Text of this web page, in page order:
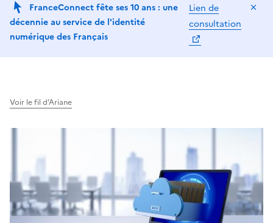
FranceConnect fête ses 10 ans : une
décennie au service de l'identité
numérique des Français
Lien de
consultation
Voir le fil d’Ariane